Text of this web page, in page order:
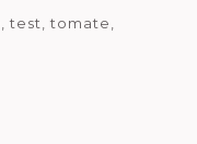
test
tomate